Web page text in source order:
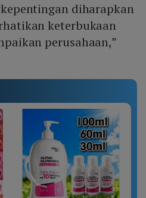
diharapkan
keterbukaan
perusahaan,”